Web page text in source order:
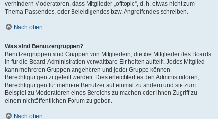
verhindern Moderatoren, dass Mitglieder „offtopic“, d. h. etwas nicht zum
Thema Passendes, oder Beleidigendes bzw. Angreifendes schreiben.
Nach oben
Was sind Benutzergruppen?
Benutzergruppen sind Gruppen von Mitgliedern, die die Mitglieder des Boards
in für die Board-Administration verwaltbare Einheiten aufteilt. Jedes Mitglied
kann mehreren Gruppen angehören und jeder Gruppe können
Berechtigungen zugeteilt werden. Dies erleichtert es den Administratoren,
Berechtigungen für mehrere Benutzer auf einmal zu ändern und sie zum
Beispiel zu Moderatoren eines Bereichs zu machen oder ihnen Zugriff zu
einem nichtöffentlichen Forum zu geben.
Nach oben